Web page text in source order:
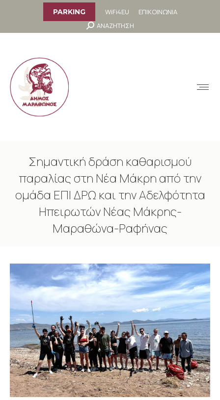
PARKING WiFi4EU
ΕΠΙΚΟΙΝΩΝΙΑ
Search:
ΑΝΑΖΗΤΗΣΗ
Σημαντική δράση καθαρισμού
παραλίας στη Νέα Μάκρη από την
ομάδα ΕΠΙ ΔΡΩ και την Αδελφότητα
Ηπειρωτών Νέας Μάκρης-
Μαραθώνα-Ραφήνας